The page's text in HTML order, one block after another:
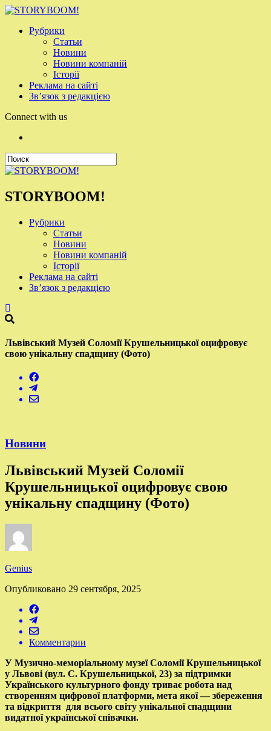
Рубрики
Статьи
Новини
Новини компаній
Історії
Реклама на сайті
Зв’язок з редакцією
Connect with us
STORYBOOM!
Рубрики
Статьи
Новини
Новини компаній
Історії
Реклама на сайті
Зв’язок з редакцією
Львівський Музей Соломії Крушельницької оцифровує
свою унікальну спадщину (Фото)
Новини
Львівський Музей Соломії
Крушельницької оцифровує свою
унікальну спадщину (Фото)
Genius
Опубликовано 29 сентября, 2025
Комментарии
У Музично-меморіальному музеї Соломії Крушельницької
у Львові (вул. С. Крушельницької, 23) за підтримки
Українського культурного фонду триває робота над
створенням цифрової платформи, мета якої — збереження
та відкриття для всього світу унікальної спадщини
видатної української співачки.